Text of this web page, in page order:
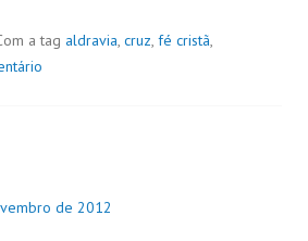
a tag aldravia, cruz, fé cristã,
de 2012